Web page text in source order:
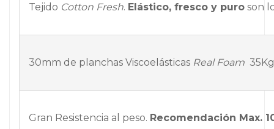
Tejido Cotton Fresh. Elástico, fresco y puro son
30mm de planchas Viscoelásticas Real Foam
Gran Resistencia al peso. Recomendación Max.